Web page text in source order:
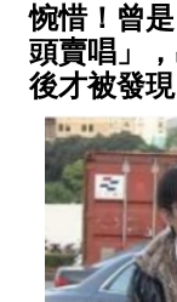
惋惜！曾
頭賣唱」
後才被發